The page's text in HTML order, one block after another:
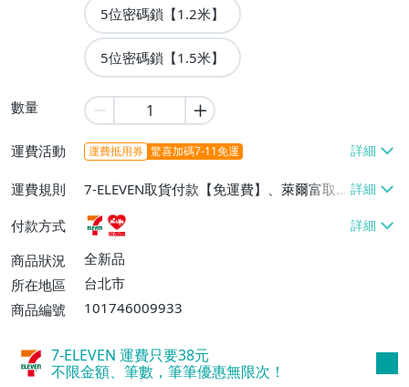
5位密碼鎖【1.2米】
5位密碼鎖【1.5米】
數量
運費活動 運費抵用券 驚喜加碼7-11免運
運費規則
7-ELEVEN取貨付款【免運費】、萊爾富取
貨付款【免運費】
付款方式
商品狀況
全新品
所在地區
台北市
商品編號
101746009933
7-ELEVEN 運費只要38元
不限金額、筆數，筆筆優惠無限次！